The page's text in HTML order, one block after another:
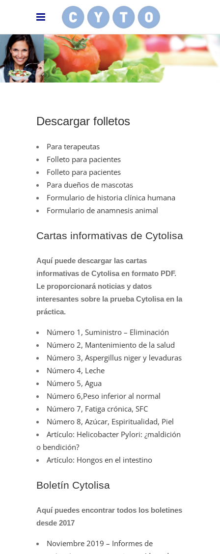
Descargar folletos
Para terapeutas
Folleto para pacientes
Folleto para pacientes
Para dueños de mascotas
Formulario de historia clínica humana
Formulario de anamnesis animal
Cartas informativas de Cytolisa
Aquí puede descargar las cartas
informativas de Cytolisa en formato PDF.
Le proporcionará noticias y datos
interesantes sobre la prueba Cytolisa en la
práctica.
Número 1, Suministro – Eliminación
Número 2, Mantenimiento de la salud
Número 3, Aspergillus niger y levaduras
Número 4, Leche
Número 5, Agua
Número 6,Peso inferior al normal
Número 7, Fatiga crónica, SFC
Número 8, Azúcar, Espiritualidad, Piel
Artículo: Helicobacter Pylori: ¿maldición
o bendición?
Artículo: Hongos en el intestino
Boletín Cytolisa
Aquí puedes encontrar todos los boletines
desde 2017
Noviembre 2019 – Informes de